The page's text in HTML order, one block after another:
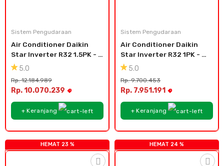
Saniter
Sistem Pengudaraan
Air Conditioner Daikin
Star Inverter R32 1.5PK -
FTKC35TV
5.0
Rp. 12.184.989
Rp. 10.070.239
+ Keranjang
Sistem Pengudaraan
Air Conditioner Daikin
Star Inverter R32 1PK -
FTKC25TV
5.0
Rp. 9.700.453
Rp. 7.951.191
+ Keranjang
HEMAT 23 % HEMAT 24 %